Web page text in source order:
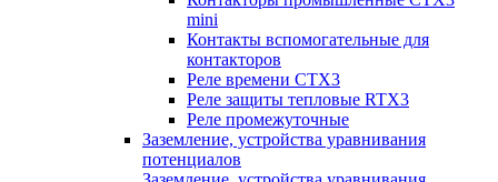
mini
Контакты вспомогательные для
контакторов
Реле времени CTX3
Реле защиты тепловые RTX3
Реле промежуточные
Заземление, устройства уравнивания
потенциалов